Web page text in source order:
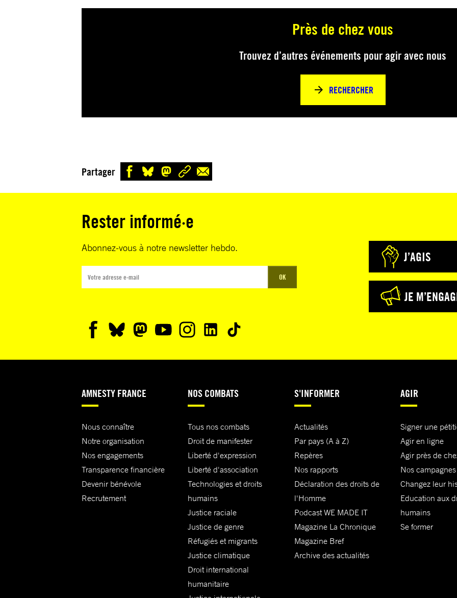
Près de chez vous
Trouvez d’autres événements pour agir avec nous
RECHERCHER
Partager
Rester informé·e
Abonnez-vous à notre newsletter hebdo.
OK
J’AGIS
JE
AMNESTY FRANCE
Nous connaître
Notre organisation
Nos engagements
Transparence financière
Devenir bénévole
Recrutement
NOS COMBATS
Tous nos combats
Droit de manifester
Liberté d'expression
Liberté d'association
Technologies et droits
humains
Justice raciale
Justice de genre
Réfugiés et migrants
Justice climatique
Droit international
humanitaire
S'INFORMER
Actualités
Par pays (A à Z)
Repères
Nos rapports
Déclaration des droits de
l'Homme
Podcast WE MADE IT
Magazine La Chronique
Magazine Bref
Archive des actualités
AGIR
Signer une
Agir en ligne
Agir près de
Nos campagnes
Changez leur
Education aux
humains
Se former